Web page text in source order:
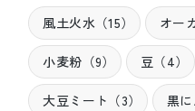
風土火水（15） オー
小麦粉（9） 豆（4）
大豆ミート（3） 黒に